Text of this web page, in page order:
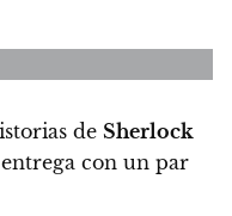
de Sherlock
con un par